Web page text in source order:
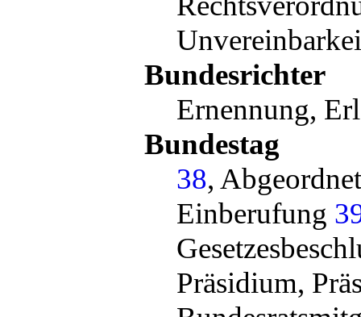
Bundesrichter
Ernennung,
Bundestag
38,
Einberufung
Präsidium,